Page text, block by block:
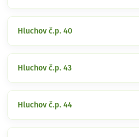
Hluchov č.p. 40
Hluchov č.p. 43
Hluchov č.p. 44